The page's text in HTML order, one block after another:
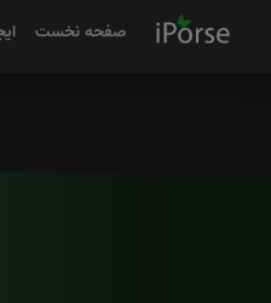
صفحه نخست